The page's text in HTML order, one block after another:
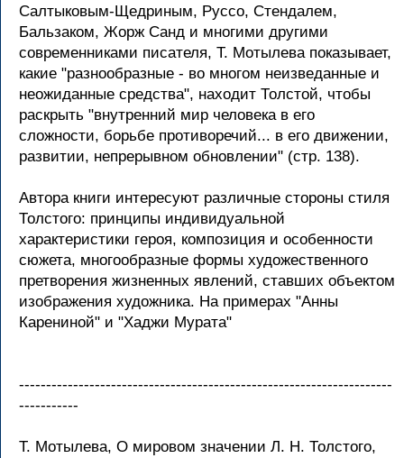
Салтыковым-Щедриным, Руссо, Стендалем,
Бальзаком, Жорж Санд и многими другими
современниками писателя, Т. Мотылева показывает,
какие "разнообразные - во многом неизведанные и
неожиданные средства", находит Толстой, чтобы
раскрыть "внутренний мир человека в его
сложности, борьбе противоречий... в его движении,
развитии, непрерывном обновлении" (стр. 138).
Автора книги интересуют различные стороны стиля
Толстого: принципы индивидуальной
характеристики героя, композиция и особенности
сюжета, многообразные формы художественного
претворения жизненных явлений, ставших объектом
изображения художника. На примерах "Анны
Карениной" и "Хаджи Мурата"
---------------------------------------------------------------------
-----------
Т. Мотылева, О мировом значении Л. Н. Толстого,